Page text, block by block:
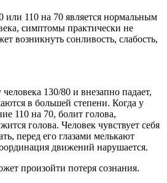
или 110 на 70 является нормальным
симптомы практически не
возникнуть сонливость, слабость,
130/80 и внезапно падает,
в большей степени. Когда у
110 на 70, болит голова,
голова. Человек чувствует себя
перед его глазами мелькают
движений нарушается.
произойти потеря сознания.